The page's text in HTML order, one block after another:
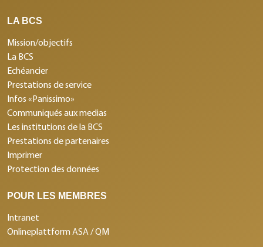
LA BCS
Mission/objectifs
La BCS
Echéancier
Prestations de service
Infos «Panissimo»
Communiqués aux medias
Les institutions de la BCS
Prestations de partenaires
Imprimer
Protection des données
POUR LES MEMBRES
Intranet
Onlineplattform ASA / QM